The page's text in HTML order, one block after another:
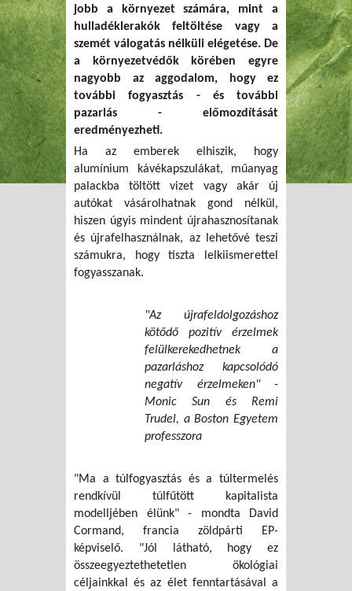
jobb a környezet számára, mint a
hulladéklerakók feltöltése vagy a
szemét válogatás nélküli elégetése. De
a környezetvédők körében egyre
nagyobb az aggodalom, hogy ez
további fogyasztás - és további
pazarlás - előmozdítását
eredményezheti.
Ha az emberek elhiszik, hogy
alumínium kávékapszulákat, műanyag
palackba töltött vizet vagy akár új
autókat vásárolhatnak gond nélkül,
hiszen úgyis mindent újrahasznosítanak
és újrafelhasználnak, az lehetővé teszi
számukra, hogy tiszta lelkiismerettel
fogyasszanak.
"Az újrafeldolgozáshoz
kötődő pozitív érzelmek
felülkerekedhetnek a
pazarláshoz kapcsolódó
negatív érzelmeken" -
Monic Sun és Remi
Trudel, a Boston Egyetem
professzora
"Ma a túlfogyasztás és a túltermelés
rendkívül túlfűtött kapitalista
modelljében élünk" - mondta David
Cormand, francia zöldpárti EP-
képviselő. "Jól látható, hogy ez
összeegyeztethetetlen ökológiai
céljainkkal és az élet fenntartásával a